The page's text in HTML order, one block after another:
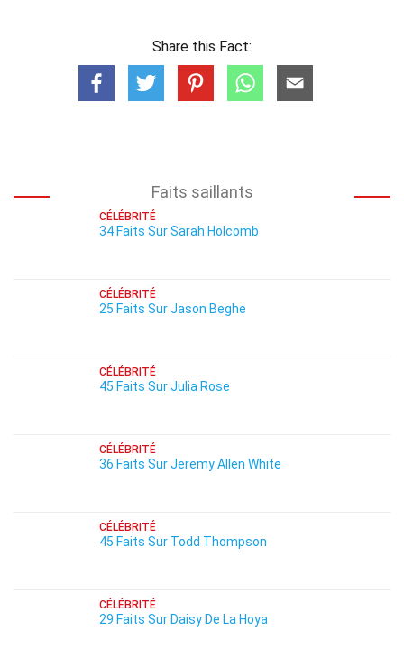
Share this Fact:
Faits saillants
CÉLÉBRITÉ
34 Faits Sur Sarah Holcomb
CÉLÉBRITÉ
25 Faits Sur Jason Beghe
CÉLÉBRITÉ
45 Faits Sur Julia Rose
CÉLÉBRITÉ
36 Faits Sur Jeremy Allen White
CÉLÉBRITÉ
45 Faits Sur Todd Thompson
CÉLÉBRITÉ
29 Faits Sur Daisy De La Hoya